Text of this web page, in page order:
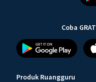
Coba
Produk Ruangguru